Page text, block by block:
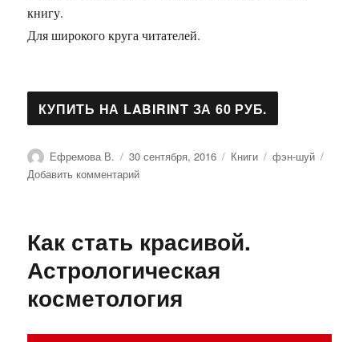
книгу.
Для широкого круга читателей.
Автор
Ефремова В. Опубликовано
30 сентября, 2016 Рубрики
Книги Метки
фэн-шуй
Добавить комментарийк
для
женщин
Как стать красивой.
Астрологическая
косметология